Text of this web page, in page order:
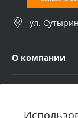
ул.
О компании